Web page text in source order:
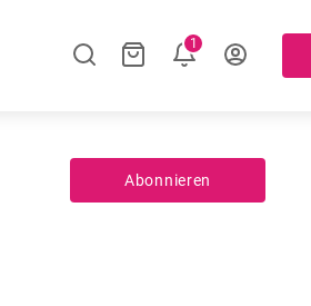
1
Abonnieren